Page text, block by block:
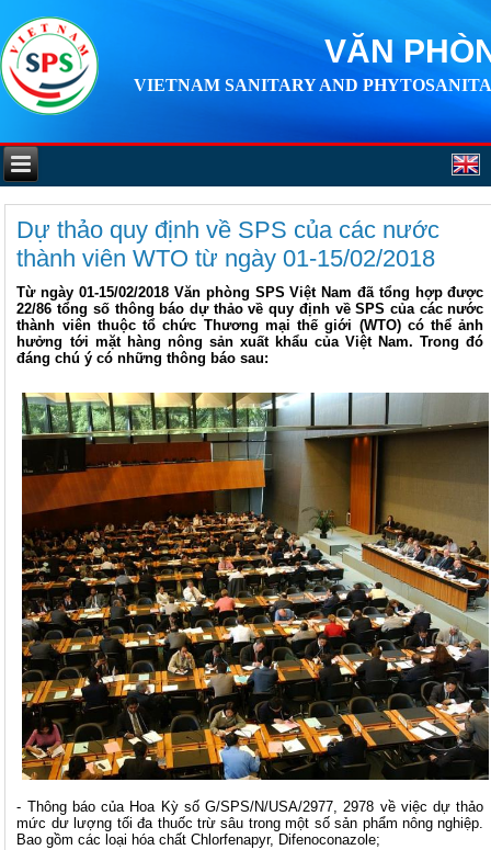
VĂN
VIETNAM SANITARY AND
Dự thảo quy định về SPS của các nước
thành viên WTO từ ngày 01-15/02/2018
Từ ngày 01-15/02/2018 Văn phòng SPS Việt Nam đã tổng hợp được
22/86 tổng số thông báo dự thảo về quy định về SPS của các nước
thành viên thuộc tổ chức Thương mại thế giới (WTO) có thể ảnh
hưởng tới mặt hàng nông sản xuất khẩu của Việt Nam. Trong đó
đáng chú ý có những thông báo sau:
- Thông báo của Hoa Kỳ số G/SPS/N/USA/2977, 2978 về việc dự thảo
mức dư lượng tối đa thuốc trừ sâu trong một số sản phẩm nông nghiệp.
Bao gồm các loại hóa chất Chlorfenapyr, Difenoconazole;